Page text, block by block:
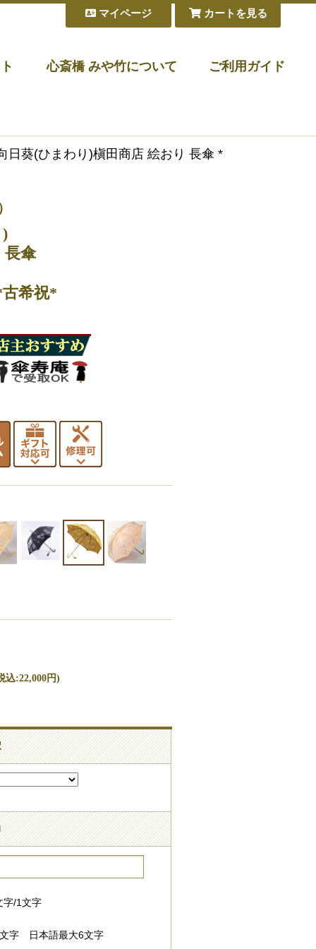
心斎橋 みや竹について ご利用ガイド
カートを見る
マイページ
日葵(ひまわり)槇田商店 絵おり 長傘 *
長傘
希祝*
込:22,000円)
字/1文字
字 日本語最大6文字